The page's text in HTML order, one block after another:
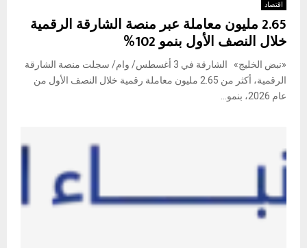
اقتصاد
2.65 مليون معاملة عبر منصة الشارقة الرقمية
خلال النصف الأول بنمو 102%
«نبض الخليج» الشارقة في 3 أغسطس/ وام/ سجلت منصة الشارقة
الرقمية، أكثر من 2.65 مليون معاملة رقمية خلال النصف الأول من
عام 2026، بنمو...